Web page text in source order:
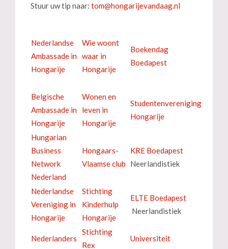
Stuur uw tip naar:
Nederlandse
Ambassade in
Hongarije
Wie woont
waar in
Hongarije
Boekendag
Boedapest
Belgische
Ambassade in
Hongarije
Wonen en
leven in
Hongarije
Studentenvereniging
Hongarije
Hungarian
Business
Network
Nederland
Hongaars-
Vlaamse club
KRE Boedapest
Neerlandistiek
Nederlandse
Vereniging in
Hongarije
Stichting
Kinderhulp
Hongarije
ELTE Boedapest
Neerlandistiek
Nederlanders
Stichting
Rex
Universiteit